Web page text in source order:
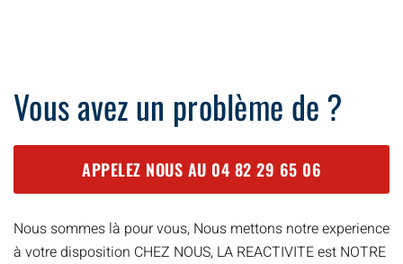
Vous avez un problème de ?
APPELEZ NOUS AU 04 82 29 65 06
Nous sommes là pour vous, Nous mettons notre experience
à votre disposition CHEZ NOUS, LA REACTIVITE est NOTRE